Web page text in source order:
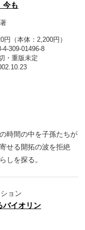
今も
著
円（本体：2,200円）
4-309-01496-8
・重版未定
時間の中を子孫たちが
せる開拓の波を拒絶
しを探る。
ョン
バイオリン